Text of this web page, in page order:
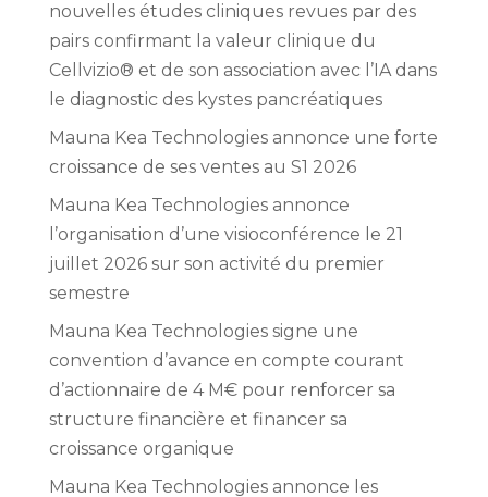
nouvelles études cliniques revues par des
pairs confirmant la valeur clinique du
Cellvizio® et de son association avec l’IA dans
le diagnostic des kystes pancréatiques
Mauna Kea Technologies annonce une forte
croissance de ses ventes au S1 2026
Mauna Kea Technologies annonce
l’organisation d’une visioconférence le 21
juillet 2026 sur son activité du premier
semestre
Mauna Kea Technologies signe une
convention d’avance en compte courant
d’actionnaire de 4 M€ pour renforcer sa
structure financière et financer sa
croissance organique
Mauna Kea Technologies annonce les